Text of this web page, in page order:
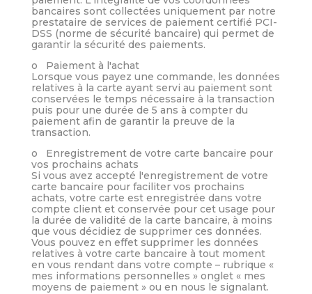
bancaires sont collectées uniquement par notre
prestataire de services de paiement certifié PCI-
DSS (norme de sécurité bancaire) qui permet de
garantir la sécurité des paiements.
o Paiement à l'achat
Lorsque vous payez une commande, les données
relatives à la carte ayant servi au paiement sont
conservées le temps nécessaire à la transaction
puis pour une durée de 5 ans à compter du
paiement afin de garantir la preuve de la
transaction.
o Enregistrement de votre carte bancaire pour
vos prochains achats
Si vous avez accepté l'enregistrement de votre
carte bancaire pour faciliter vos prochains
achats, votre carte est enregistrée dans votre
compte client et conservée pour cet usage pour
la durée de validité de la carte bancaire, à moins
que vous décidiez de supprimer ces données.
Vous pouvez en effet supprimer les données
relatives à votre carte bancaire à tout moment
en vous rendant dans votre compte – rubrique «
mes informations personnelles » onglet « mes
moyens de paiement » ou en nous le signalant.